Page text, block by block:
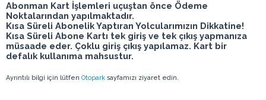
Abonman Kart İşlemleri uçuştan önce Ödeme
Noktalarından yapılmaktadır.
Kısa Süreli Abonelik Yaptıran Yolcularımızın Dikkatine!
Kısa Süreli Abone Kartı tek giriş ve tek çıkış yapmanıza
müsaade eder. Çoklu giriş çıkış yapılamaz. Kart bir
defalık kullanıma mahsustur.
Ayrıntılı bilgi için lütfen Otopark sayfamızı ziyaret edin.